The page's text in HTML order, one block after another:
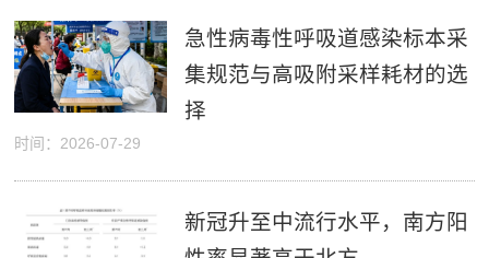
急性病毒性呼吸道感染标本采
集规范与高吸附采样耗材的选
择
时间：2026-07-29
新冠升至中流行水平，南方阳